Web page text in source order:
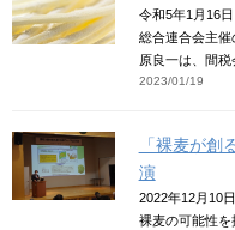
令和5年1月16
総合連合会主
原良一は、間税
2023/01/19
「裸麦が創
演
2022年12月10
裸麦の可能性